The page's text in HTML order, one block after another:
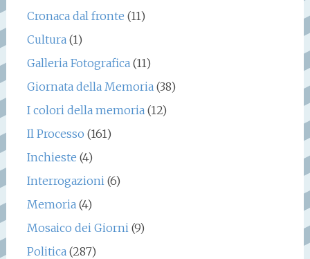
Cronaca dal fronte (11)
Cultura(1)
Galleria Fotografica(11)
Giornata della Memoria(38)
I colori della memoria(12)
Il Processo (161)
Inchieste (4)
Interrogazioni(6)
Memoria(4)
Mosaico dei Giorni(9)
Politica(287)